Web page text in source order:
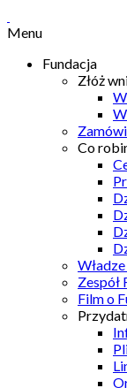
Menu
Fundacja
Złóż
Co
Zespół
Film o